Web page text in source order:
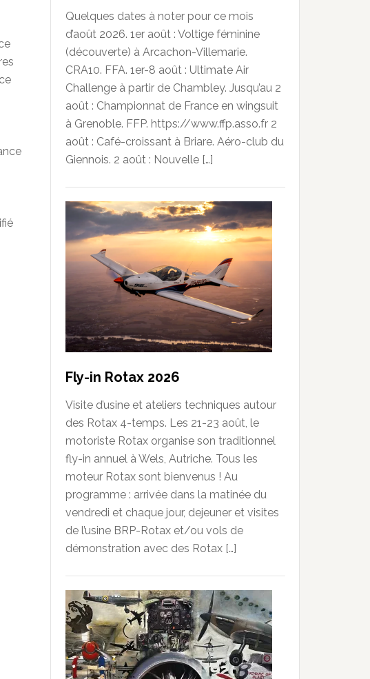
Quelques dates à noter pour ce mois
d’août 2026. 1er août : Voltige féminine
(découverte) à Arcachon-Villemarie.
CRA10. FFA. 1er-8 août : Ultimate Air
Challenge à partir de Chambley. Jusqu’au 2
août : Championnat de France en wingsuit
à Grenoble. FFP. https://www.ffp.asso.fr 2
août : Café-croissant à Briare. Aéro-club du
Giennois. 2 août : Nouvelle […]
Fly-in Rotax 2026
Visite d’usine et ateliers techniques autour
des Rotax 4-temps. Les 21-23 août, le
motoriste Rotax organise son traditionnel
fly-in annuel à Wels, Autriche. Tous les
moteur Rotax sont bienvenus ! Au
programme : arrivée dans la matinée du
vendredi et chaque jour, dejeuner et visites
de l’usine BRP-Rotax et/ou vols de
démonstration avec des Rotax […]